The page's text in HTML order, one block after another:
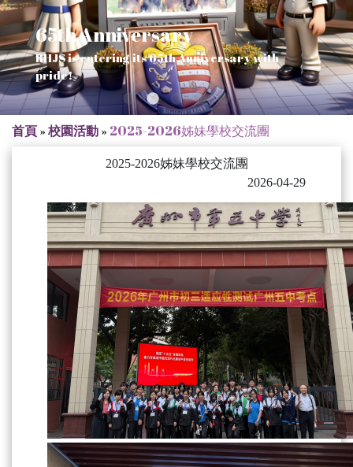
Thrive and Shine in HKDSE
2026
65th Anniversary
BHJS is entering its 65th Anniversary with
pride!
Verse of July
SOLAR POWER PROJECT
Our Mission to a sustainable future
CHRISTIAN EDUCATION
We rejoice in the knowledge of God's truth
首頁»校園活動» 2025-2026姊妹學校交流團
2025-2026姊妹學校交流團
2026-04-29